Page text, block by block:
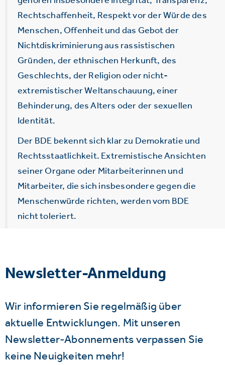
Rechtschaffenheit, Respekt vor der Würde des
Menschen, Offenheit und das Gebot der
Nichtdiskriminierung aus rassistischen
Gründen, der ethnischen Herkunft, des
Geschlechts, der Religion oder nicht-
extremistischer Weltanschauung, einer
Behinderung, des Alters oder der sexuellen
Identität.
Der BDE bekennt sich klar zu Demokratie und
Rechtsstaatlichkeit. Extremistische Ansichten
seiner Organe oder Mitarbeiterinnen und
Mitarbeiter, die sich insbesondere gegen die
Menschenwürde richten, werden vom BDE
nicht toleriert.
Newsletter-Anmeldung
Wir informieren Sie regelmäßig über
aktuelle Entwicklungen. Mit unseren
Newsletter-Abonnements verpassen Sie
keine Neuigkeiten mehr!